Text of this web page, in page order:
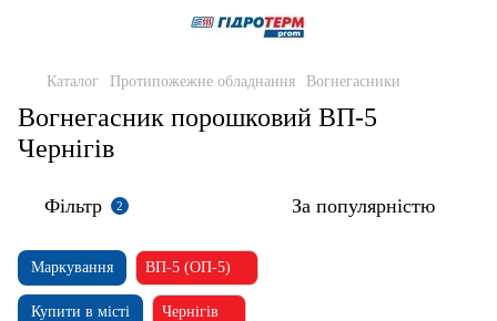
Каталог Протипожежне обладнання Вогнегасники
Вогнегасник порошковий ВП-5
Чернігів
Фільтр 2 За популярністю
Маркування ВП-5 (ОП-5)
Купити в місті Чернігів